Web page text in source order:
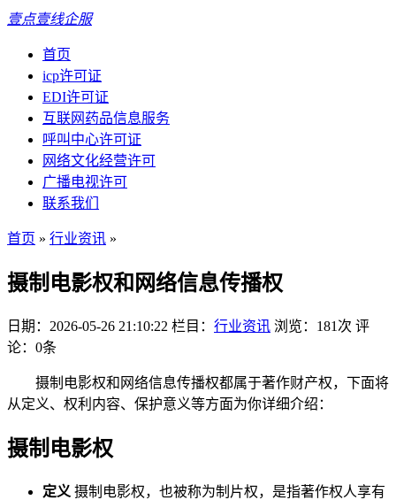
壹点壹线企服
首页
icp许可证
EDI许可证
互联网药品信息服务
呼叫中心许可证
网络文化经营许可
广播电视许可
联系我们
首页 » 行业资讯 »
摄制电影权和网络信息传播权
日期：2026-05-26 21:10:22 栏目： 行业资讯 浏览：181次 评
论：0条
摄制电影权和网络信息传播权都属于著作财产权，下面将
从定义、权利内容、保护意义等方面为你详细介绍：
摄制电影权
定义 摄制电影权，也被称为制片权，是指著作权人享有